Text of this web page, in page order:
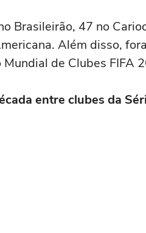
Brasileirão, 47 no
Além disso,
de Clubes FIFA
entre clubes da